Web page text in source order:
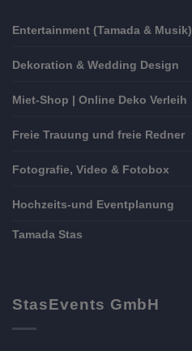
Entertainment (Tamada & Musik)
Dekoration & Wedding Design
Miet-Shop | Online Deko Verleih
Freie Trauung und freie Redner
Fotografie, Video & Fotobox
Hochzeits-und Eventplanung
Tamada Stas
StasEvents GmbH